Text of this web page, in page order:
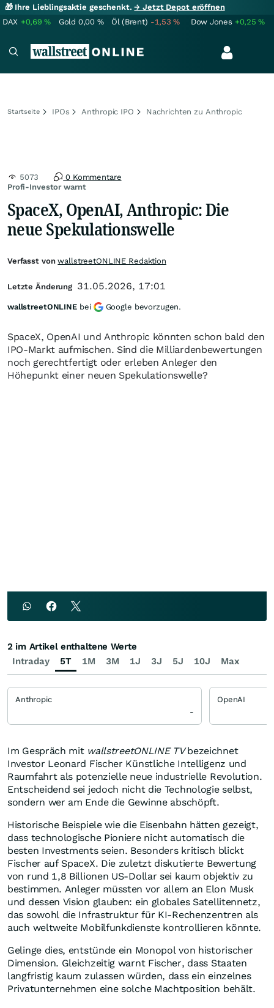
🎁 Ihre Lieblingsaktie geschenkt.→ Jetzt Depot eröffnen
DAX +0,69% Gold 0,00 % Öl (Brent) -1,53% Dow Jones +0,25%
Startseite IPOs Anthropic IPO Nachrichten zu Anthropic
Profi-Investor warnt
5073 0 Kommentare
SpaceX, OpenAI, Anthropic: Die
neue Spekulationswelle
SpaceX, OpenAI und Anthropic könnten schon bald den
IPO-Markt aufmischen. Sind die Milliardenbewertungen
noch gerechtfertigt oder erleben Anleger den
Höhepunkt einer neuen Spekulationswelle?
Im Gespräch mit wallstreetONLINE TVbezeichnet
Investor Leonard Fischer Künstliche Intelligenz und
Raumfahrt als potenzielle neue industrielle Revolution.
Entscheidend sei jedoch nicht die Technologie selbst,
sondern wer am Ende die Gewinne abschöpft.
Historische Beispiele wie die Eisenbahn hätten gezeigt,
dass technologische Pioniere nicht automatisch die
besten Investments seien. Besonders kritisch blickt
Fischer auf SpaceX. Die zuletzt diskutierte Bewertung
von rund 1,8 Billionen US-Dollar sei kaum objektiv zu
bestimmen. Anleger müssten vor allem an Elon Musk
und dessen Vision glauben: ein globales Satellitennetz,
das sowohl die Infrastruktur für KI-Rechenzentren als
auch weltweite Mobilfunkdienste kontrollieren könnte.
Gelinge dies, entstünde ein Monopol von historischer
Dimension. Gleichzeitig warnt Fischer, dass Staaten
langfristig kaum zulassen würden, dass ein einzelnes
Privatunternehmen eine solche Machtposition behält.
Verfasst vonwallstreetONLINE Redaktion
Letzte Änderung 31.05.2026, 17:01
wallstreetONLINE bei Google bevorzugen.
Intraday 5T 1M 3M 1J 3J 5J 10J Max
2 im Artikel enthaltene Werte
Anthropic
-
OpenAI